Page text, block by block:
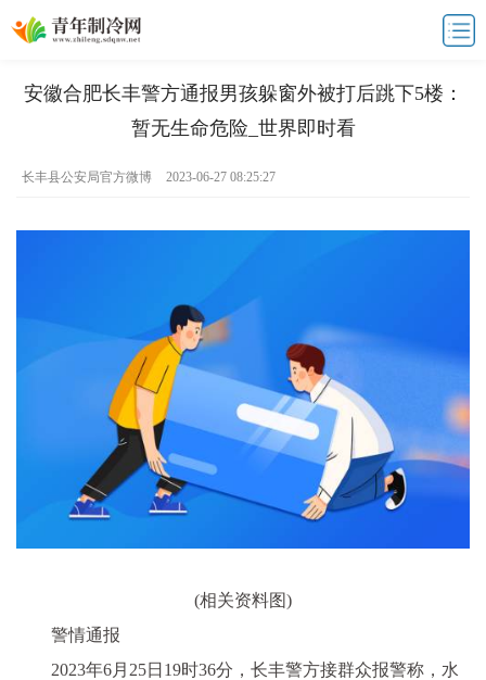
安徽合肥长丰警方通报男孩躲窗外被打后跳下5楼：
暂无生命危险_世界即时看
长丰县公安局官方微博 2023-06-27 08:25:27
(相关资料图)
警情通报
2023年6月25日19时36分，长丰警方接群众报警称，水